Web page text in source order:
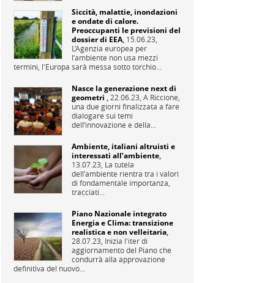
Siccità, malattie, inondazioni
e ondate di calore.
Preoccupanti le previsioni del
dossier di EEA, 15.06.23,
L’Agenzia europea per
l’ambiente non usa mezzi
termini, l'Europa sarà messa sotto torchio...
Nasce la generazione next di
geometri , 22.06.23, A Riccione,
una due giorni finalizzata a fare
dialogare sui temi
dell’innovazione e della...
Ambiente, italiani altruisti e
interessati all’ambiente,
13.07.23, La tutela
dell’ambiente rientra tra i valori
di fondamentale importanza,
tracciati...
Piano Nazionale integrato
Energia e Clima: transizione
realistica e non velleitaria,
28.07.23, Inizia l'iter di
aggiornamento del Piano che
condurrà alla approvazione
definitiva del nuovo...